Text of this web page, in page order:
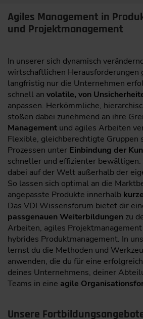
Agiles Management in
und Projektmanagement
In unserer sich dynamisch
wirtschaftlichen Herausforderungen
langfristig nur die Unternehmen
schnell an volatile, von
anpassen. Herkömmliche,
stoßen dabei zunehmend an ihre
Management und agiles Arbeiten
Flexible, gleichberechtigte Gruppen
Prozessen unter Einbindung der
schneller und effizienter
dabei auf der Welt außerhalb der
So lassen sich optimal an die
angepasste Produkte innerhalb
Das VDI Wissensforum bietet dir
passgenauen Weiterbildungen zu
Arbeiten, agiles
hybrides Produktmanagement. In
lernst du die Methoden und
anwenden, die du für eine
deines Unternehmens, deiner
Teams in eine agile
Unsere